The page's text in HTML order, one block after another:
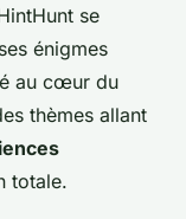
se
énigmes
au cœur du
thèmes allant
totale.